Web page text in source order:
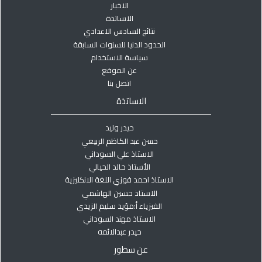
الاخبار
الاساتذة
نتائج السادس الاعدادي
الحدود الدنيا للسنوات السابقة
سياسة الاستخدام
عن الموقع
اتصل بنا
الاساتذة
حيدر وليد
حسن عبد الكاظم الربيعي
الاستاذ علي السوداني
الأستاذ خالد الحيالي
الاستاذ احمد فوزي اللغة الانكليزية
الاستاذ حسين الهاشمي
الفيزياء أ:مؤيد سليم الزيدي
الاستاذ مهند السوداني
حيدر عبدالائمه
عن سطور